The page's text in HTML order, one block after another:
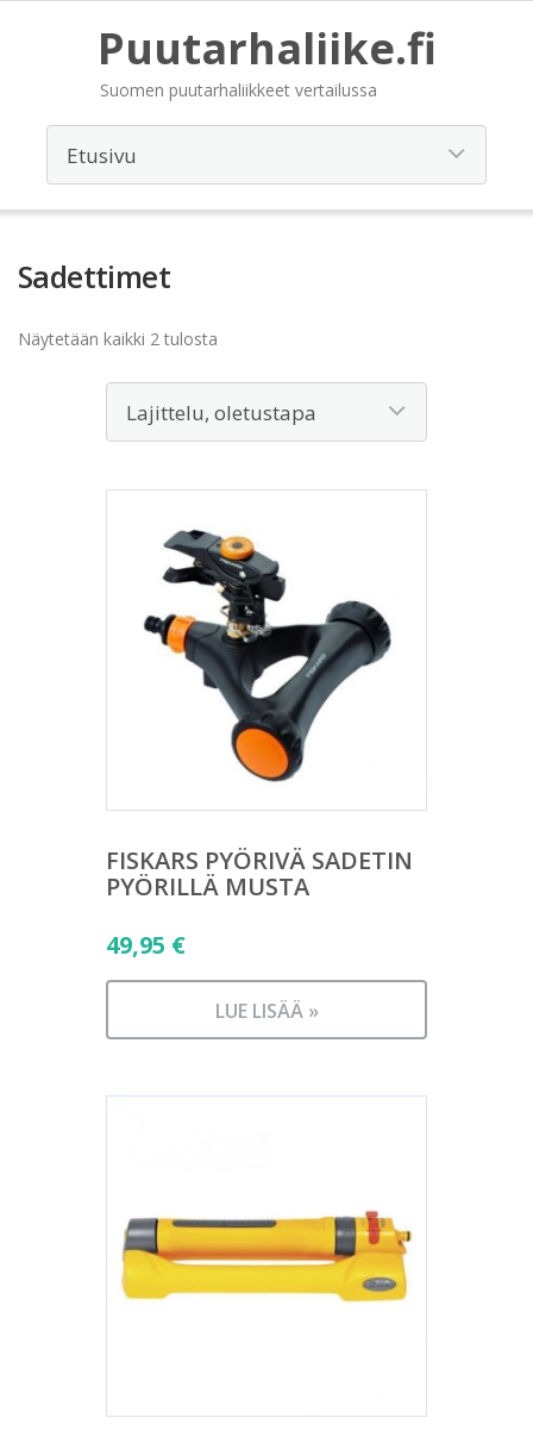
Puutarhaliike.fi
Suomen puutarhaliikkeet vertailussa
Sadettimet
Näytetään kaikki 2 tulosta
FISKARS PYÖRIVÄ SADETIN
PYÖRILLÄ MUSTA
49,95 €
LUE LISÄÄ »